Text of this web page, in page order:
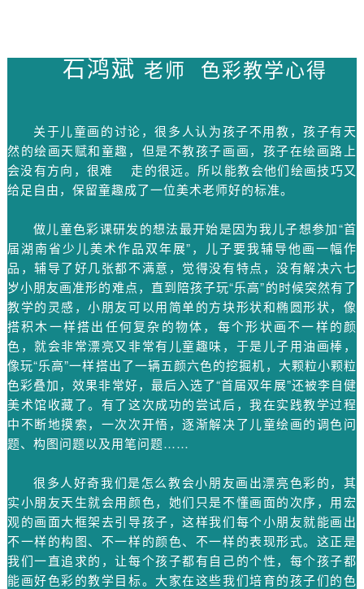
石鸿斌老师 色彩教学心得
关于儿童画的讨论，很多人认为孩子不用教，孩子有天
然的绘画天赋和童趣，但是不教孩子画画，孩子在绘画路上
会没有方向，很难 走的很远。所以能教会他们绘画技巧又
给足自由，保留童趣成了一位美术老师好的标准。
做儿童色彩课研发的想法最开始是因为我儿子想参加“首
届湖南省少儿美术作品双年展”，儿子要我辅导他画一幅作
品，辅导了好几张都不满意，觉得没有特点，没有解决六七
岁小朋友画准形的难点，直到陪孩子玩“乐高”的时候突然有了
教学的灵感，小朋友可以用简单的方块形状和椭圆形状，像
搭积木一样搭出任何复杂的物体，每个形状画不一样的颜
色，就会非常漂亮又非常有儿童趣味，于是儿子用油画棒，
像玩“乐高”一样搭出了一辆五颜六色的挖掘机，大颗粒小颗粒
色彩叠加，效果非常好，最后入选了“首届双年展”还被李自健
美术馆收藏了。有了这次成功的尝试后，我在实践教学过程
中不断地摸索，一次次开悟，逐渐解决了儿童绘画的调色问
题、构图问题以及用笔问题……
很多人好奇我们是怎么教会小朋友画出漂亮色彩的，其
实小朋友天生就会用颜色，她们只是不懂画面的次序，用宏
观的画面大框架去引导孩子，这样我们每个小朋友就能画出
不一样的构图、不一样的颜色、不一样的表现形式。这正是
我们一直追求的，让每个孩子都有自己的个性，每个孩子都
能画好色彩的教学目标。大家在这些我们培育的孩子们的色